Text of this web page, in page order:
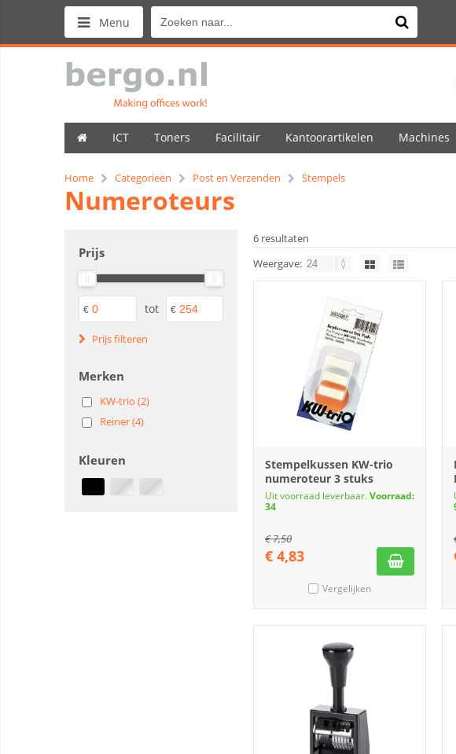
Menu
ICT Toners Facilitair Kantoorartikelen Machines
Home Categorieën Post en Verzenden Stempels
Numeroteurs
Prijs
€ tot €
Prijs filteren
Merken
KW-trio (2)
Reiner (4)
Kleuren
6 resultaten
Weergave:
Stempelkussen KW-trio
numeroteur 3 stuks
Uit voorraad leverbaar.Voorraad:
34
€7,50
€ 4,83
Vergelijken